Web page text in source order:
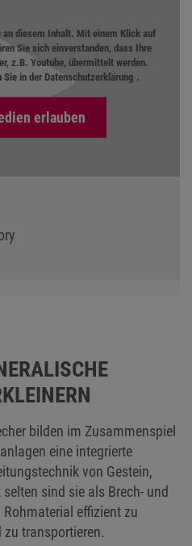
diesem Inhalt. Mit einem Klick auf
Sie sich einverstanden, dass Ihre
z.B. Youtube, übermittelt werden.
Sie in der Datenschutzerklärung .
bilden im Zusammenspiel
eine integrierte
von Gestein,
sind sie als Brech- und
effizient zu
zu transportieren.